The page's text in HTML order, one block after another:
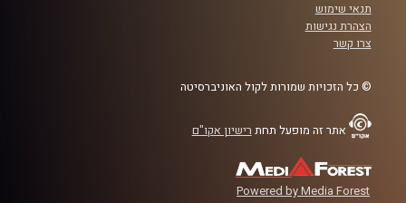
תנאי שימוש
הצהרת נגישות
צרו קשר
© כל הזכויות שמורות לקול האוניברסיטה
אתר זה מופעל תחת רישיון אקו"ם
Powered by Media Forest